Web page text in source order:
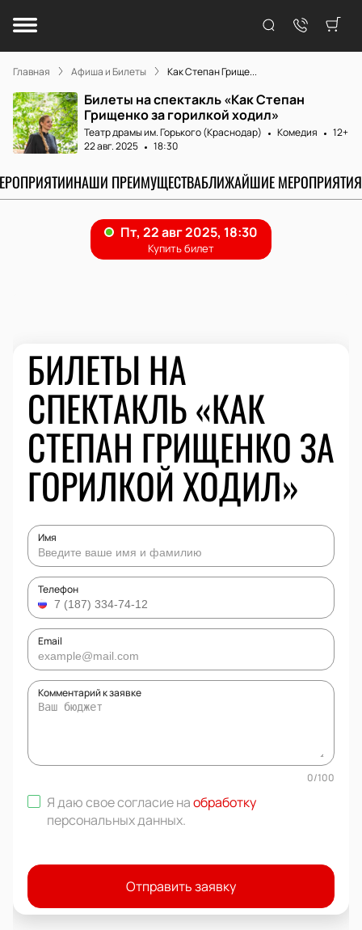
Главная Афиша и Билеты Как Степан Грище...
Билеты на спектакль «Как Степан
Грищенко за горилкой ходил»
Театр драмы им. Горького (Краснодар) Комедия
12+
22 авг. 2025
18:30
НАШИ ПРЕИМУЩЕСТВАБЛИЖАЙШИЕ МЕРОПРИЯТИЯ
БИЛЕТЫ НА
СПЕКТАКЛЬ «КАК
СТЕПАН ГРИЩЕНКО ЗА
ГОРИЛКОЙ ХОДИЛ»
Имя
Телефон
Email
Комментарий к заявке
0/100
Я даю свое согласие наобработку
персональных данных.
Отправить заявку